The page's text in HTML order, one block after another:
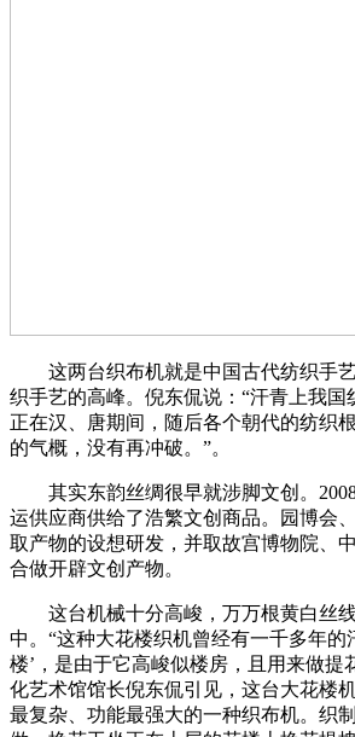
这两台织布机就是中国古代纺织手艺
织手艺的高峰。倪东侃说：“汗青上我国
正在汉、唐期间，随后各个朝代的纺织
的气概，没有再冲破。”。
其实东韵丝绸很早就涉脚文创。
运供应商供给了浩繁文创商品。园博会
取产物的设想研发，并取故宫博物院、
合做开辟文创产物。
这台机械十分高峻，万万根黄白丝线
中。“这种大花楼织机曾经有一千多年的
楼’，是由于它高峻似楼房，且用来做提
化艺术馆馆长倪东侃引见，这台大花楼
最复杂、功能最强大的一种织布机。织